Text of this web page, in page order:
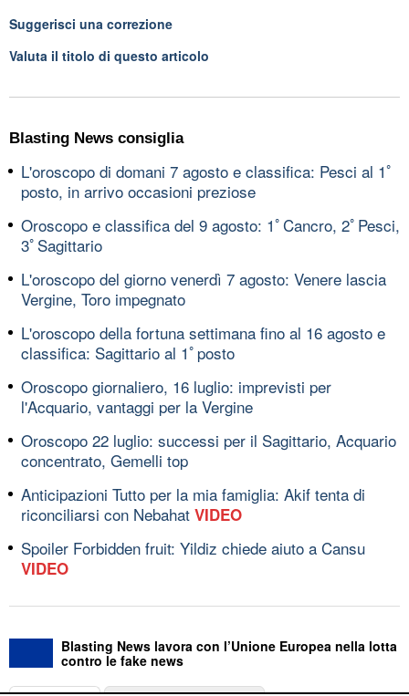
Suggerisci una correzione
Valuta il titolo di questo articolo
Blasting News consiglia
L'oroscopo di domani 7 agosto e classifica: Pesci al 1ﾟ
posto, in arrivo occasioni preziose
Oroscopo e classifica del 9 agosto: 1ﾟCancro, 2ﾟPesci,
3ﾟSagittario
L'oroscopo del giorno venerdì 7 agosto: Venere lascia
Vergine, Toro impegnato
L'oroscopo della fortuna settimana fino al 16 agosto e
classifica: Sagittario al 1ﾟposto
Oroscopo giornaliero, 16 luglio: imprevisti per
l'Acquario, vantaggi per la Vergine
Oroscopo 22 luglio: successi per il Sagittario, Acquario
concentrato, Gemelli top
Anticipazioni Tutto per la mia famiglia: Akif tenta di
riconciliarsi con Nebahat VIDEO
Spoiler Forbidden fruit: Yildiz chiede aiuto a Cansu
VIDEO
Blasting News lavora con l’Unione Europea nella lotta
contro le fake news